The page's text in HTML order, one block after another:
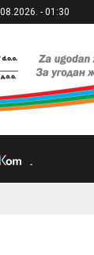
- 01:30